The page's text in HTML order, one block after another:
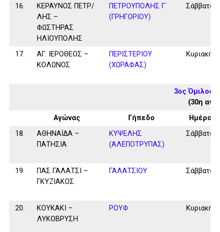
16.
ΚΕΡΑΥΝΟΣ ΠΕΤΡ/
ΛΗΣ –
ΦΩΣΤΗΡΑΣ
ΗΛΙΟΥΠΟΛΗΣ
ΠΕΤΡΟΥΠΟΛΗΣ Γ΄
(ΓΡΗΓΟΡΙΟΥ)
Σάββατο
17.
ΑΓ. ΙΕΡΟΘΕΟΣ –
ΚΟΛΩΝΟΣ
ΠΕΡΙΣΤΕΡΙΟΥ
(ΧΩΡΑΦΑΣ)
Κυριακή
3ος Όμιλος
(30η
Αγώνας
Γήπεδο
Ημέρα
18.
ΑΘΗΝΑΪΔΑ –
ΠΑΤΗΣΙΑ
ΚΥΨΕΛΗΣ
(ΑΛΕΠΟΤΡΥΠΑΣ)
Σάββατο
19.
ΠΑΣ ΓΑΛΑΤΣΙ –
ΓΚΥΖΙΑΚΟΣ
ΓΑΛΑΤΣΙΟΥ Σάββατο
20.
ΚΟΥΚΑΚΙ –
ΛΥΚΟΒΡΥΣΗ
ΡΟΥΦ Κυριακή